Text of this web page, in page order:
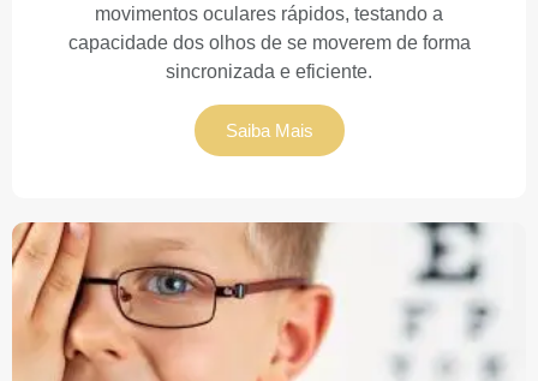
movimentos oculares rápidos, testando a
capacidade dos olhos de se moverem de forma
sincronizada e eficiente.
Saiba Mais